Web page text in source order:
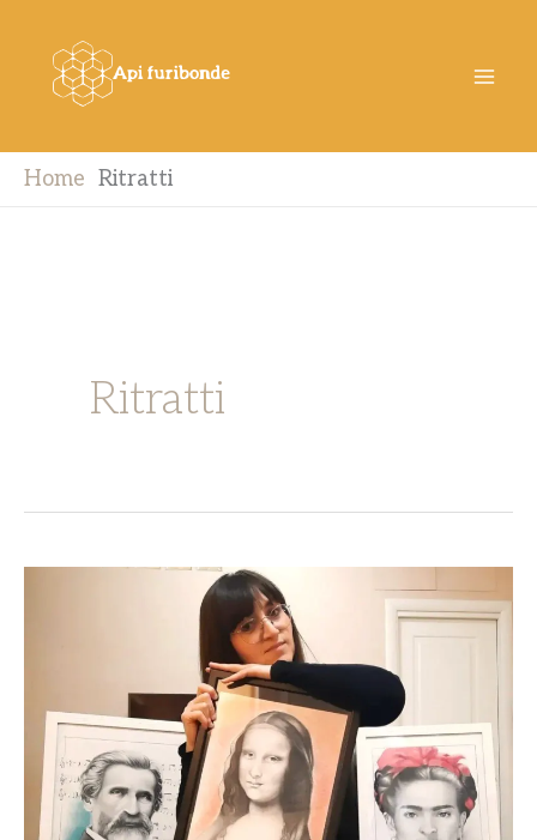
contenuto
Home Ritratti
Ritratti
ricordi
carboncino